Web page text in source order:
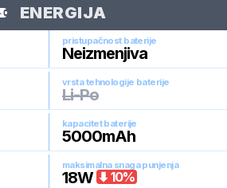
ENERGIJA
pristupačnost baterije
Neizmenjiva
vrsta tehnologije baterije
Li-Po
kapacitet baterije
5000mAh
maksimalna snaga punjenja
18W 10%